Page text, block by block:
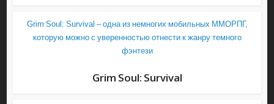
Grim Soul: Survival – одна из немногих мобильных ММОРПГ,
которую можно с уверенностью отнести к жанру темного
фэнтези
Grim Soul: Survival